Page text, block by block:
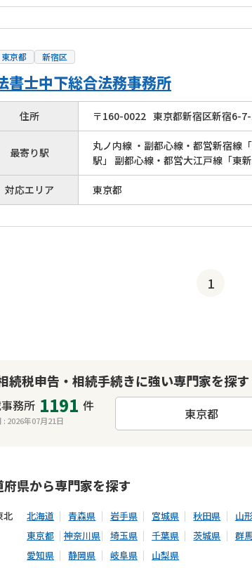
東京都 新宿区
書士中下総合法務事務所
住所 〒160-0022 東京都新宿区新宿6-
最寄り駅
丸ノ内線 ・副都心線・都営新宿線
駅」 副都心線・都営大江戸線「東新
対応エリア 東京都
1
続税申告・相続手続きに強い専門家を探す
務所 1191 件
: 2026年07月21日 東京都
府県から専門家を探す
北 北海道 青森県 岩手県 宮城県 秋田県 山
東京都 神奈川県 埼玉県 千葉県 茨城県 群
愛知県 静岡県 岐阜県 山梨県